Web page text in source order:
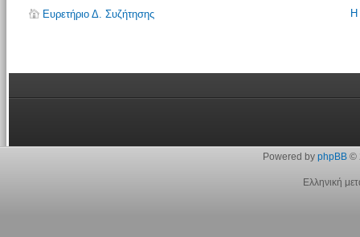
Ευρετήριο Δ. Συζήτησης Η
Powered by phpBB©
Ελληνική